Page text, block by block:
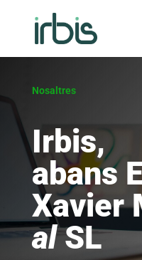
Nosaltres
Irbis,
abans
Xavier
alSL